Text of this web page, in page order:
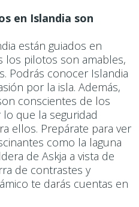
en Islandia son
están guiados en
los pilotos son amables,
Podrás conocer Islandia
por la isla. Además,
conscientes de los
que la seguridad
ellos. Prepárate para ver
como la laguna
de Askja a vista de
de contrastes y
te darás cuentas en